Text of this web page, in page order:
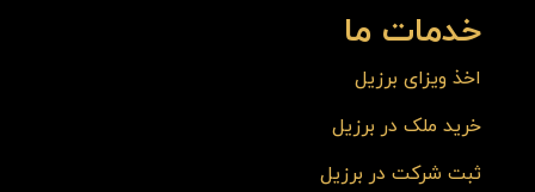
خدمات ما
اخذ ویزای برزیل
خرید ملک در برزیل
ثبت شرکت در برزیل